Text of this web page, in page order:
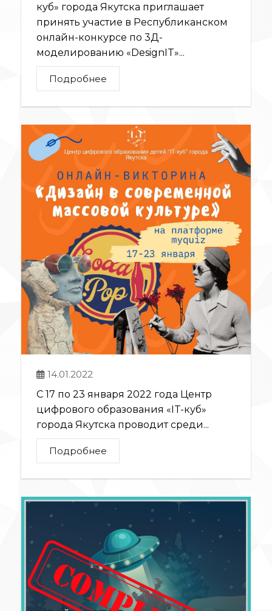
куб» города Якутска приглашает
принять участие в Республиканском
онлайн-конкурсе по 3Д-
моделированию «DesignIT»...
Подробнее
14.01.2022
С 17 по 23 января 2022 года Центр
цифрового образования «IT-куб»
города Якутска проводит среди...
Подробнее